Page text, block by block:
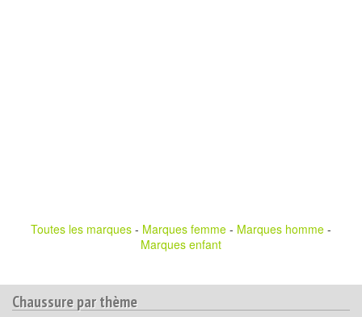
Toutes les marques - Marques femme - Marques homme -
Marques enfant
Chaussure par thème